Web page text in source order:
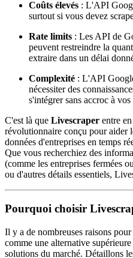
Coûts élevés : L'API
surtout si vous devez
Rate limits : Les API de
peuvent restreindre la
extraire dans un délai
Complexité : L'API
nécessiter des
s'intégrer sans accroc à
C'est là que Livescraper entre
révolutionnaire conçu pour aider
données d'entreprises en temps
Que vous recherchiez des
(comme les entreprises fermées
ou d'autres détails essentiels,
Pourquoi choisir
Il y a de nombreuses raisons
comme une alternative
solutions du marché. Détaillons